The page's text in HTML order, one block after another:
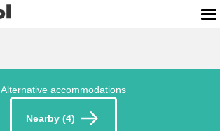
Alternative accommodations
Nearby (4)